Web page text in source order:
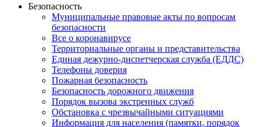
Безопасность
Муниципальные правовые акты по вопросам
безопасности
Все о коронавирусе
Территориальные органы и представительства
Единая дежурно-диспетчерская служба (ЕДДС)
Телефоны доверия
Пожарная безопасность
Безопасность дорожного движения
Порядок вызова экстренных служб
Обстановка с чрезвычайными ситуациями
Информация для населения (памятки, порядок